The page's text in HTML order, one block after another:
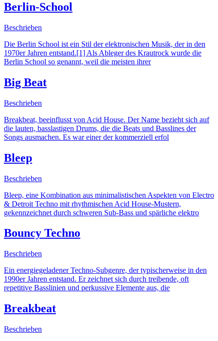
Berlin-School
Beschrieben
Die Berlin School ist ein Stil der elektronischen Musik, der in den
1970er Jahren entstand.[1] Als Ableger des Krautrock wurde die
Berlin School so genannt, weil die meisten ihrer
Big Beat
Beschrieben
Breakbeat, beeinflusst von Acid House. Der Name bezieht sich auf
die lauten, basslastigen Drums, die die Beats und Basslines der
Songs ausmachen. Es war einer der kommerziell erfol
Bleep
Beschrieben
Bleep, eine Kombination aus minimalistischen Aspekten von Electro
& Detroit Techno mit rhythmischen Acid House-Mustern,
gekennzeichnet durch schweren Sub-Bass und spärliche elektro
Bouncy Techno
Beschrieben
Ein energiegeladener Techno-Subgenre, der typischerweise in den
1990er Jahren entstand. Er zeichnet sich durch treibende, oft
repetitive Basslinien und perkussive Elemente aus, die
Breakbeat
Beschrieben